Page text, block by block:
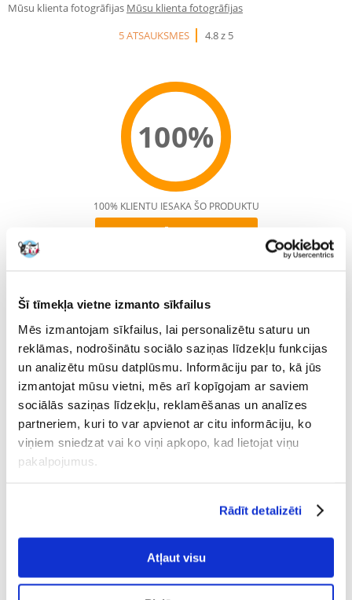
Šī tīmekļa vietne izmanto sīkfailus
Mēs izmantojam sīkfailus, lai personalizētu saturu un
reklāmas, nodrošinātu sociālo saziņas līdzekļu funkcijas
un analizētu mūsu datplūsmu. Informāciju par to, kā jūs
izmantojat mūsu vietni, mēs arī kopīgojam ar saviem
sociālās saziņas līdzekļu, reklamēšanas un analīzes
partneriem, kuri to var apvienot ar citu informāciju, ko
viņiem sniedzat vai ko viņi apkopo, kad lietojat viņu
pakalpojumus.
Rādīt detalizēti
Atļaut visu
Mūsu klienta fotogrāfijas Mūsu klienta fotogrāfijas
5 ATSAUKSMES
4.8 z 5
100%
Recommend
100% KLIENTU IESAKA ŠO PRODUKTU
UZRAKSTĪT ATSAUKSMI
IEPAKOJUMA SVARS
(KG):
15
MĀJDZĪVNIEKA
IZMĒRS:
Lielās šķirnes
PRODUKTU LĪNIJA:
Royal Canin Giant Starter
Mother &amp; Babydog
Jaunākais
ĪPAŠAS PRASĪBAS:
Grūtniecība, zīdīšana un